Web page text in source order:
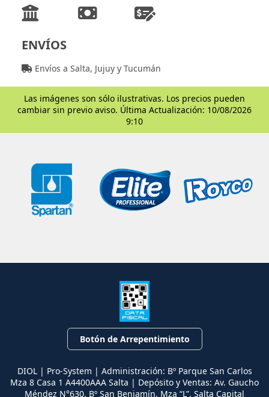
ENVÍOS
Envíos a Salta, Jujuy y Tucumán
Las imágenes son sólo ilustrativas. Los precios pueden
cambiar sin previo aviso. Última Actualización: 10/08/2026
9:10
Botón de Arrepentimiento
DIOL | Pro-System | Administración: Bº Parque San Carlos
Mza 8 Casa 1 A4400AAA Salta | Depósito y Ventas: Av. Gaucho
Méndez N°630. Bº San Benjamín, Mza “L”, Salta Capital